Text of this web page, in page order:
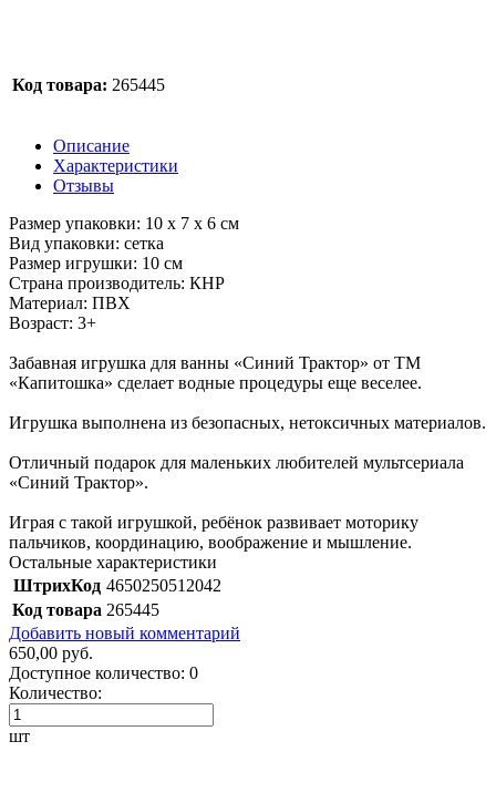
Код товара: 265445
Описание
Характеристики
Отзывы
Размер упаковки: 10 х 7 х 6 см
Вид упаковки: сетка
Размер игрушки: 10 см
Страна производитель: КНР
Материал: ПВХ
Возраст: 3+
Забавная игрушка для ванны «Синий Трактор» от ТМ
«Капитошка» сделает водные процедуры еще веселее.
Игрушка выполнена из безопасных, нетоксичных материалов.
Отличный подарок для маленьких любителей мультсериала
«Синий Трактор».
Играя с такой игрушкой, ребёнок развивает моторику
пальчиков, координацию, воображение и мышление.
Остальные характеристики
ШтрихКод 4650250512042
Код товара 265445
Добавить новый комментарий
650,00 руб.
Доступное количество: 0
Количество:
шт